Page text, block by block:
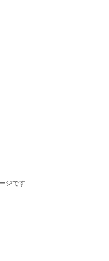
ジです